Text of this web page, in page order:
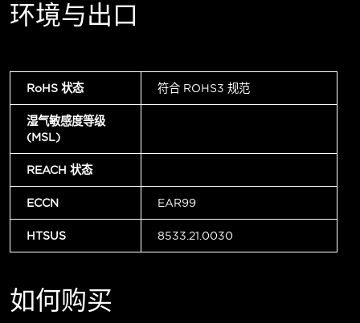
环境与出口
RoHS 状态 符合 ROHS3 规范
湿气敏感度等级
(MSL)
REACH 状态
ECCN EAR99
HTSUS 8533.21.0030
如何购买